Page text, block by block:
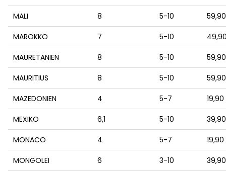
MALI 8 5-10
MAROKKO 7 5-10
MAURETANIEN 8 5-10
MAURITIUS 8 5-10
MAZEDONIEN 4 5-7
MEXIKO 6,1 5-10
MONACO 4 5-7
MONGOLEI 6 3-10